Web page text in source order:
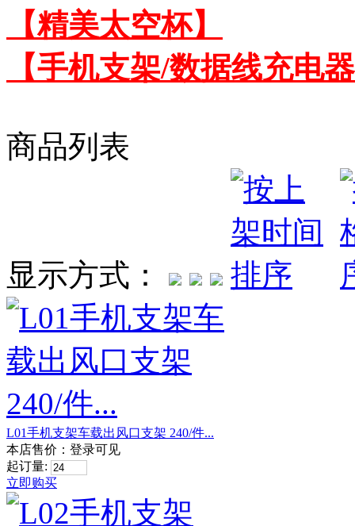
【精美太空杯】
【手机支架/数据线充电
商品列表
显示方式：
L01手机支架车载出风口支架 240/件...
本店售价： 登录可见
起订量:
立即购买